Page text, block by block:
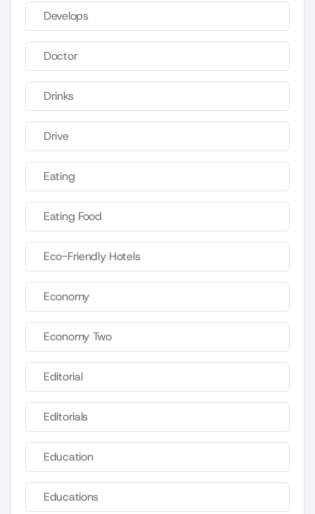
Develops
Doctor
Drinks
Drive
Eating
Eating Food
Eco-Friendly Hotels
Economy
Economy Two
Editorial
Editorials
Education
Educations